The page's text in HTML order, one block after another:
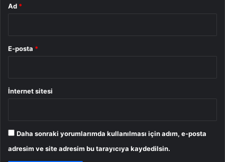
Ad *
E-posta *
İnternet sitesi
Daha sonraki yorumlarımda kullanılması için adım, e-posta
adresim ve site adresim bu tarayıcıya kaydedilsin.